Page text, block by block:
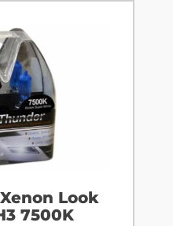
Look
7500K